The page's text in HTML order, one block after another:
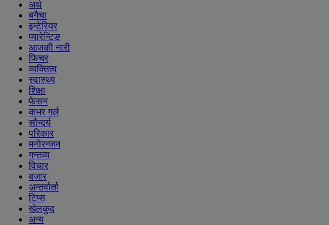
अर्थ
बगैचा
इन्टेरियर
प्यारेन्टिङ
आजकी नारी
फिचर
व्यक्तित्व
स्वास्थ्य
शिक्षा
फेसन
कभर गर्ल
सौन्दर्य
परिकार
मनोरन्जन
गन्तव्य
विचार
बजार
अन्तर्वार्ता
टिप्स
खेलकुद
अन्य